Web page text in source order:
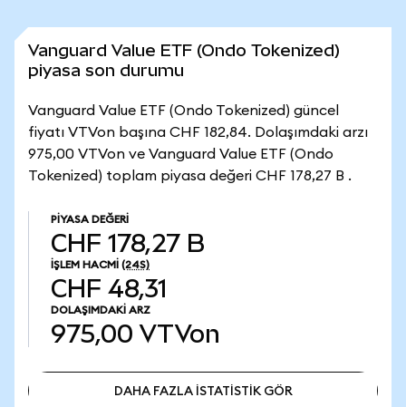
Vanguard Value ETF (Ondo Tokenized)
piyasa son durumu
Vanguard Value ETF (Ondo Tokenized) güncel
fiyatı VTVon başına CHF 182,84. Dolaşımdaki arzı
975,00 VTVon ve Vanguard Value ETF (Ondo
Tokenized) toplam piyasa değeri CHF 178,27 B .
PIYASA DEĞERI
CHF 178,27 B
İŞLEM HACMI (24S)
CHF 48,31
DOLAŞIMDAKI ARZ
975,00 VTVon
DAHA FAZLA İSTATİSTİK GÖR